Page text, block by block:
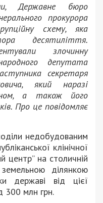
Державне бюро
прокурора
схему, яка
десятиліття.
злочинну
депутата
секретаря
який наразі
а також його
Про це повідомляє
недобудованим
клінічної
центр” на столичній
ділянкою
державі від цієї
300 млн грн.